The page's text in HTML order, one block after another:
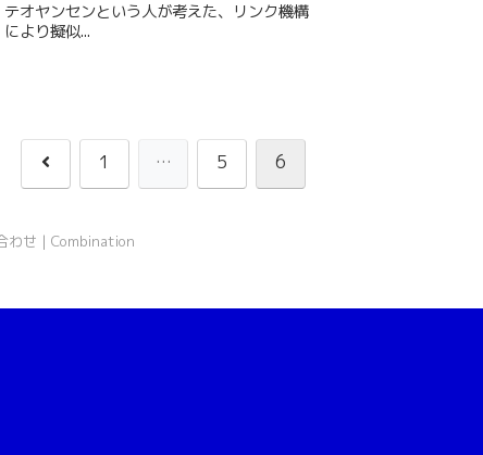
テオヤンセンという人が考えた、リンク機構
により擬似...
前
1 … 5 6
わせ | Combination